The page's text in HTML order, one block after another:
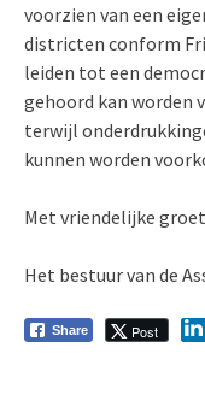
voorzien van een
districten conform
leiden tot een
gehoord kan worden
terwijl
kunnen worden
Met vriendelijke
Het bestuur van de
Share Post